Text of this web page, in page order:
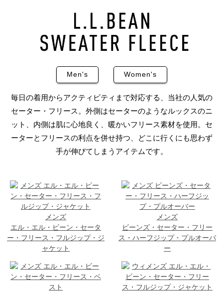
Men's Women's
毎日の着用からアクティビティまで対応する、当社の人気の
セーター・フリース。外側はセーターのようなルックスのニ
ット、内側は肌に心地良く、暖かいフリース素材を使用。セ
ーターとフリースの利点を併せ持つ、どこに行くにも思わず
手が伸びてしまうアイテムです。
メンズ
エル・エル・ビーン・セータ
ー・フリース・フルジップ・ジ
ャケット
メンズ
ビーンズ・セーター・フリー
ス・ハーフジップ・プルオーバ
ー